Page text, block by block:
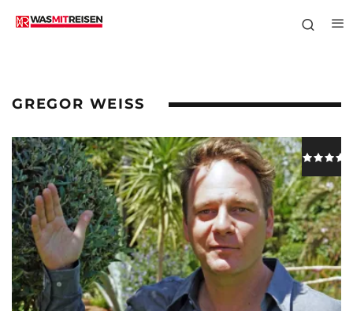
GREGOR WEISS